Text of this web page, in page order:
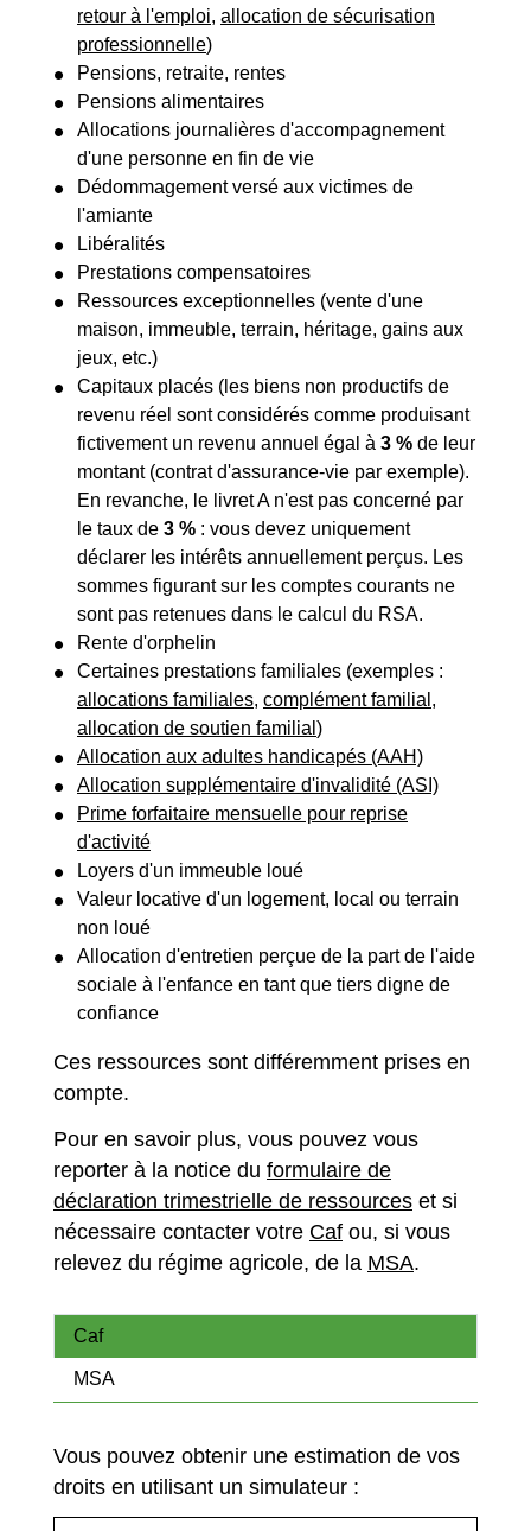
retour à l'emploi, allocation de sécurisation
professionnelle)
Pensions, retraite, rentes
Pensions alimentaires
Allocations journalières d'accompagnement
d'une personne en fin de vie
Dédommagement versé aux victimes de
l'amiante
Libéralités
Prestations compensatoires
Ressources exceptionnelles (vente d'une
maison, immeuble, terrain, héritage, gains aux
jeux, etc.)
Capitaux placés (les biens non productifs de
revenu réel sont considérés comme produisant
fictivement un revenu annuel égal à 3 % de leur
montant (contrat d'assurance-vie par exemple).
En revanche, le livret A n'est pas concerné par
le taux de 3 % : vous devez uniquement
déclarer les intérêts annuellement perçus. Les
sommes figurant sur les comptes courants ne
sont pas retenues dans le calcul du RSA.
Rente d'orphelin
Certaines prestations familiales (exemples :
allocations familiales, complément familial ,
allocation de soutien familial )
Allocation aux adultes handicapés (AAH)
Allocation supplémentaire d'invalidité (ASI)
Prime forfaitaire mensuelle pour reprise
d'activité
Loyers d'un immeuble loué
Valeur locative d'un logement, local ou terrain
non loué
Allocation d'entretien perçue de la part de l'aide
sociale à l'enfance en tant que tiers digne de
confiance
Ces ressources sont différemment prises en
compte.
Pour en savoir plus, vous pouvez vous
reporter à la notice du formulaire de
déclaration trimestrielle de ressources et si
nécessaire contacter votre Caf ou, si vous
relevez du régime agricole, de la MSA.
Caf
MSA
Vous pouvez obtenir une estimation de vos
droits en utilisant un simulateur :